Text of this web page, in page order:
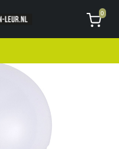
kwijt?
AVG
0